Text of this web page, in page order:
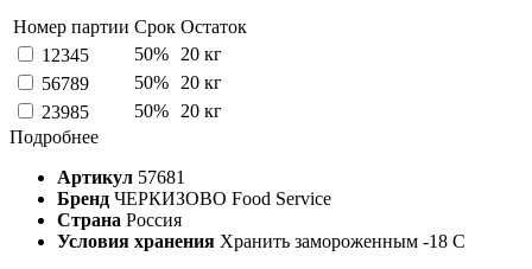
Номер партии Срок Остаток
12345
50%
20 кг
56789
50%
20 кг
23985
50%
20 кг
Подробнее
Артикул 57681
Бренд ЧЕРКИЗОВО Food Service
Страна Россия
Условия хранения Хранить замороженным -18 С